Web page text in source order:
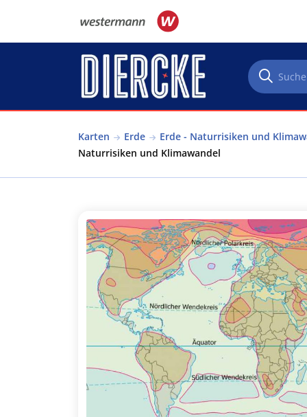
Karten Erde Erde - Naturrisiken und
Naturrisiken und Klimawandel